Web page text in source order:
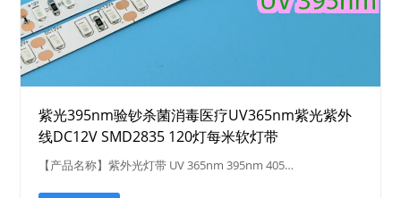
紫光395nm验钞杀菌消毒医疗UV365nm紫光紫外
线DC12V SMD2835 120灯每米软灯带
【产品名称】紫外光灯带 UV 365nm 395nm 405…